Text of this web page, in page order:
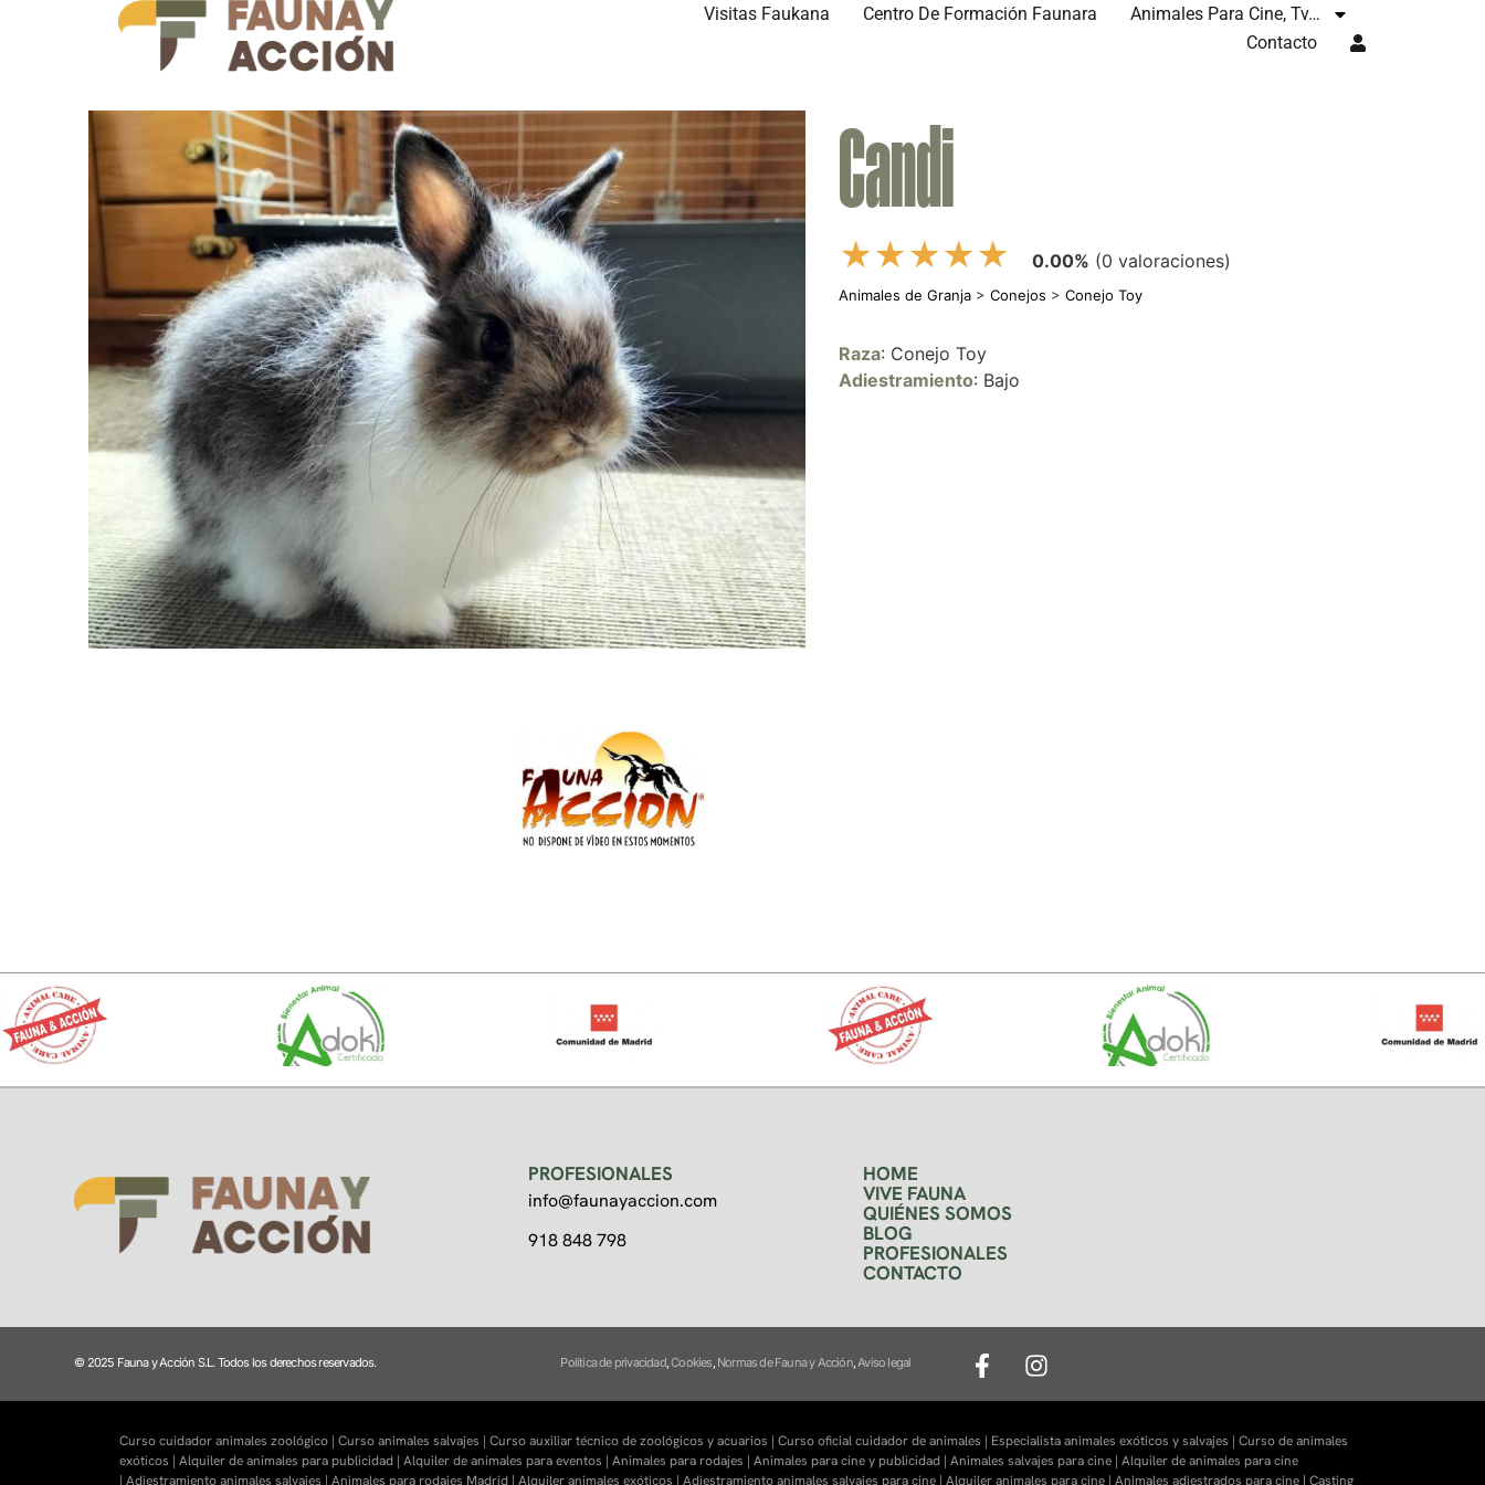
Visitas Faukana Centro De Formación Faunara
Animales Para Cine, Tv…
Contacto
Candi
★★★★★ 0.00% (0 valoraciones)
Animales de Granja >Conejos >Conejo Toy
Raza: Conejo Toy
Adiestramiento: Bajo
PROFESIONALES
info@faunayaccion.com
918 848 798
HOME
VIVE FAUNA
QUIÉNES SOMOS
BLOG
PROFESIONALES
CONTACTO
© 2025 Fauna y Acción S.L. Todos los derechos reservados. Política de privacidad,Cookies, Normas de Fauna y Acción,Aviso legal
Curso cuidador animales zoológico | Curso animales salvajes | Curso auxiliar técnico de zoológicos y acuarios | Curso oficial cuidador de animales | Especialista animales exóticos y salvajes | Curso de animales
exóticos | Alquiler de animales para publicidad | Alquiler de animales para eventos | Animales para rodajes | Animales para cine y publicidad | Animales salvajes para cine | Alquiler de animales para cine
| Adiestramiento animales salvajes | Animales para rodajes Madrid | Alquiler animales exóticos | Adiestramiento animales salvajes para cine | Alquiler animales para cine | Animales adiestrados para cine| Casting